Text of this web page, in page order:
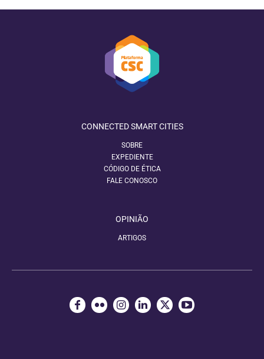
CONNECTED SMART CITIES
SOBRE
EXPEDIENTE
CÓDIGO DE ÉTICA
FALE CONOSCO
OPINIÃO
ARTIGOS